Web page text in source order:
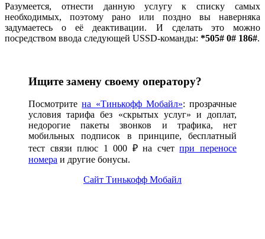
Разумеется, отнести данную услугу к списку самых
необходимых, поэтому рано или поздно вы наверняка
задумаетесь о её деактивации. И сделать это можно
посредством ввода следующей USSD-команды: *505# 0# 186#.
Ищите замену своему оператору?
Посмотритена «Тинькофф Мобайл»: прозрачные
условия тарифа без «скрытых услуг» и доплат,
недорогие пакеты звонков и трафика, нет
мобильных подписок в принципе, бесплатный
тест связи плюс 1 000 ₽ на счетпри переносе
номера и другие бонусы.
Сайт Тинькофф Мобайл